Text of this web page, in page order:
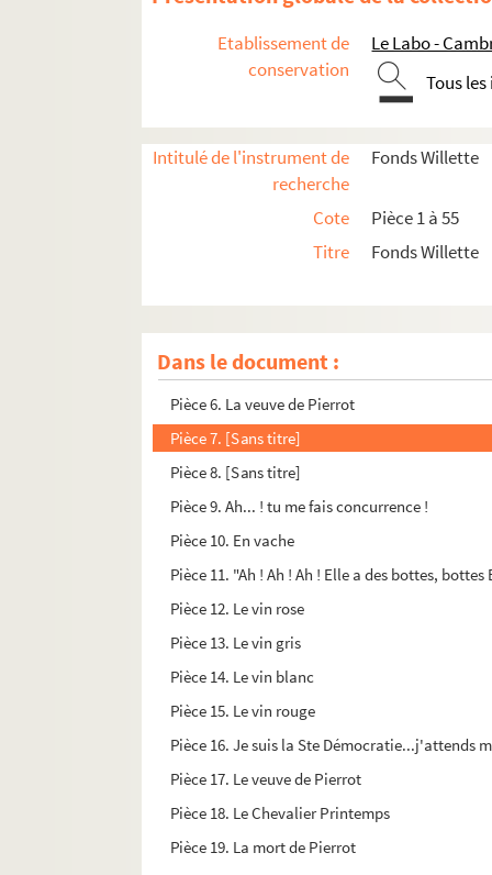
Etablissement de
conservation
Le Labo -
Tous
Intitulé de l'instrument de
recherche
Fonds Willette
Cote
Pièce 1 à 55
Titre
Fonds Willette
Dans le document :
Pièce 3. Qu'on ne me parle plus du rose de ce
Pièce 4. AVE- ALPHONSE-IMPERATOR-
Pièce 5. Pour qui les lilas... !
Pièce 6. La veuve de Pierrot
Pièce 7. [Sans titre]
Pièce 8. [Sans titre]
Pièce 9. Ah... ! tu me fais concurrence !
Pièce 10. En vache
Pièce 11. "Ah ! Ah ! Ah ! Elle a des bottes,
Pièce 12. Le vin rose
Pièce 13. Le vin gris
Pièce 14. Le vin blanc
Pièce 15. Le vin rouge
Pièce 16. Je suis la Ste Démocratie...j'attends
Pièce 17. Le veuve de Pierrot
Pièce 18. Le Chevalier Printemps
Pièce 19. La mort de Pierrot